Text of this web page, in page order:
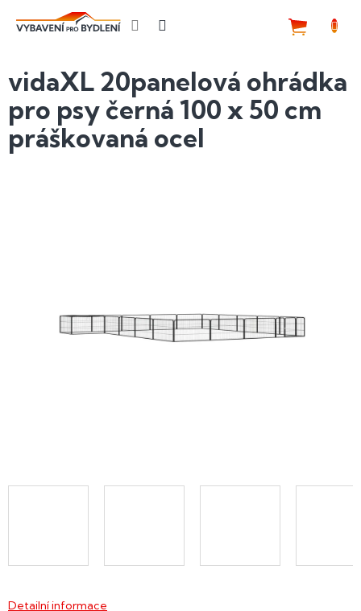
vidaXL 20panelová ohrádka
pro psy černá 100 x 50 cm
práškovaná ocel
Detailní informace